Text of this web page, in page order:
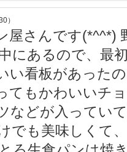
）
屋さんです(*^^*)
にあるので、最
い看板があった
てもかわいいチ
などが入ってい
でも美味しくて